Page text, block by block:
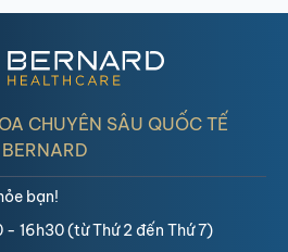
CHUYÊN SÂU QUỐC TẾ
BERNARD
bạn!
16h30 (từ Thứ 2 đến Thứ 7)